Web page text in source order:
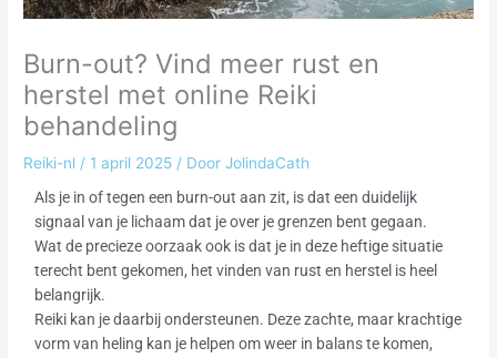
Burn-out? Vind meer rust en
herstel met online Reiki
behandeling
Reiki-nl / 1 april 2025/ DoorJolindaCath
Als je in of tegen een burn-out aan zit, is dat een duidelijk
signaal van je lichaam dat je over je grenzen bent gegaan.
Wat de precieze oorzaak ook is dat je in deze heftige situatie
terecht bent gekomen, het vinden van rust en herstel is heel
belangrijk.
Reiki kan je daarbij ondersteunen. Deze zachte, maar krachtige
vorm van heling kan je helpen om weer in balans te komen,